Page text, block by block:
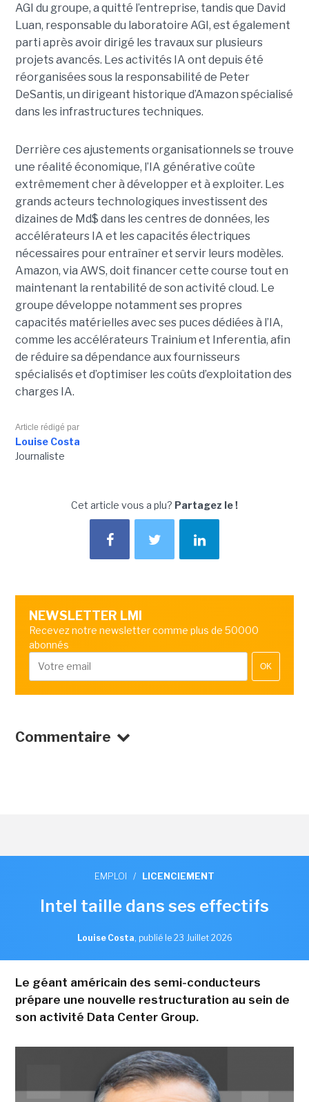
AGI du groupe, a quitté l’entreprise, tandis que David
Luan, responsable du laboratoire AGI, est également
parti après avoir dirigé les travaux sur plusieurs
projets avancés. Les activités IA ont depuis été
réorganisées sous la responsabilité de Peter
DeSantis, un dirigeant historique d’Amazon spécialisé
dans les infrastructures techniques.
Derrière ces ajustements organisationnels se trouve
une réalité économique, l’IA générative coûte
extrêmement cher à développer et à exploiter. Les
grands acteurs technologiques investissent des
dizaines de Md$ dans les centres de données, les
accélérateurs IA et les capacités électriques
nécessaires pour entraîner et servir leurs modèles.
Amazon, via AWS, doit financer cette course tout en
maintenant la rentabilité de son activité cloud. Le
groupe développe notamment ses propres
capacités matérielles avec ses puces dédiées à l’IA,
comme les accélérateurs Trainium et Inferentia, afin
de réduire sa dépendance aux fournisseurs
spécialisés et d’optimiser les coûts d’exploitation des
charges IA.
Article rédigé par
Louise Costa
Journaliste
Cet article vous a plu? Partagez le !
NEWSLETTER LMI
Recevez notre newsletter comme plus de 50000
abonnés
OK
Commentaire
EMPLOI / LICENCIEMENT
Intel taille dans ses effectifs
Louise Costa, publié le 23 Juillet 2026
Le géant américain des semi-conducteurs
prépare une nouvelle restructuration au sein de
son activité Data Center Group.